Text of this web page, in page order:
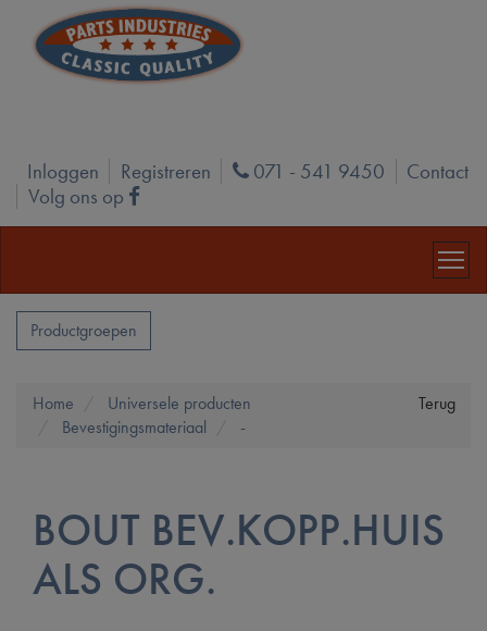
Inloggen Registreren Phone
071 - 541 9450
Contact
Volg ons op
Facebook
Productgroepen
Terug
Home
Universele producten
Bevestigingsmateriaal
-
BOUT BEV.KOPP.HUIS
ALS ORG.